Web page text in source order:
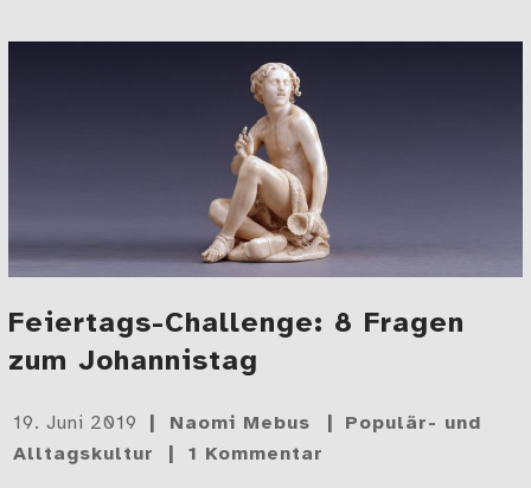
Feiertags-Challenge: 8 Fragen
zum Johannistag
Gepostet
am
19. Juni 2019 Naomi Mebus
Populär- und
Alltagskultur
1 Kommentar